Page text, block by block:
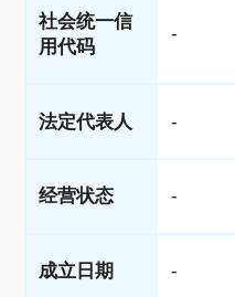
社会统一信
用代码
-
法定代表人 -
经营状态 -
成立日期 -